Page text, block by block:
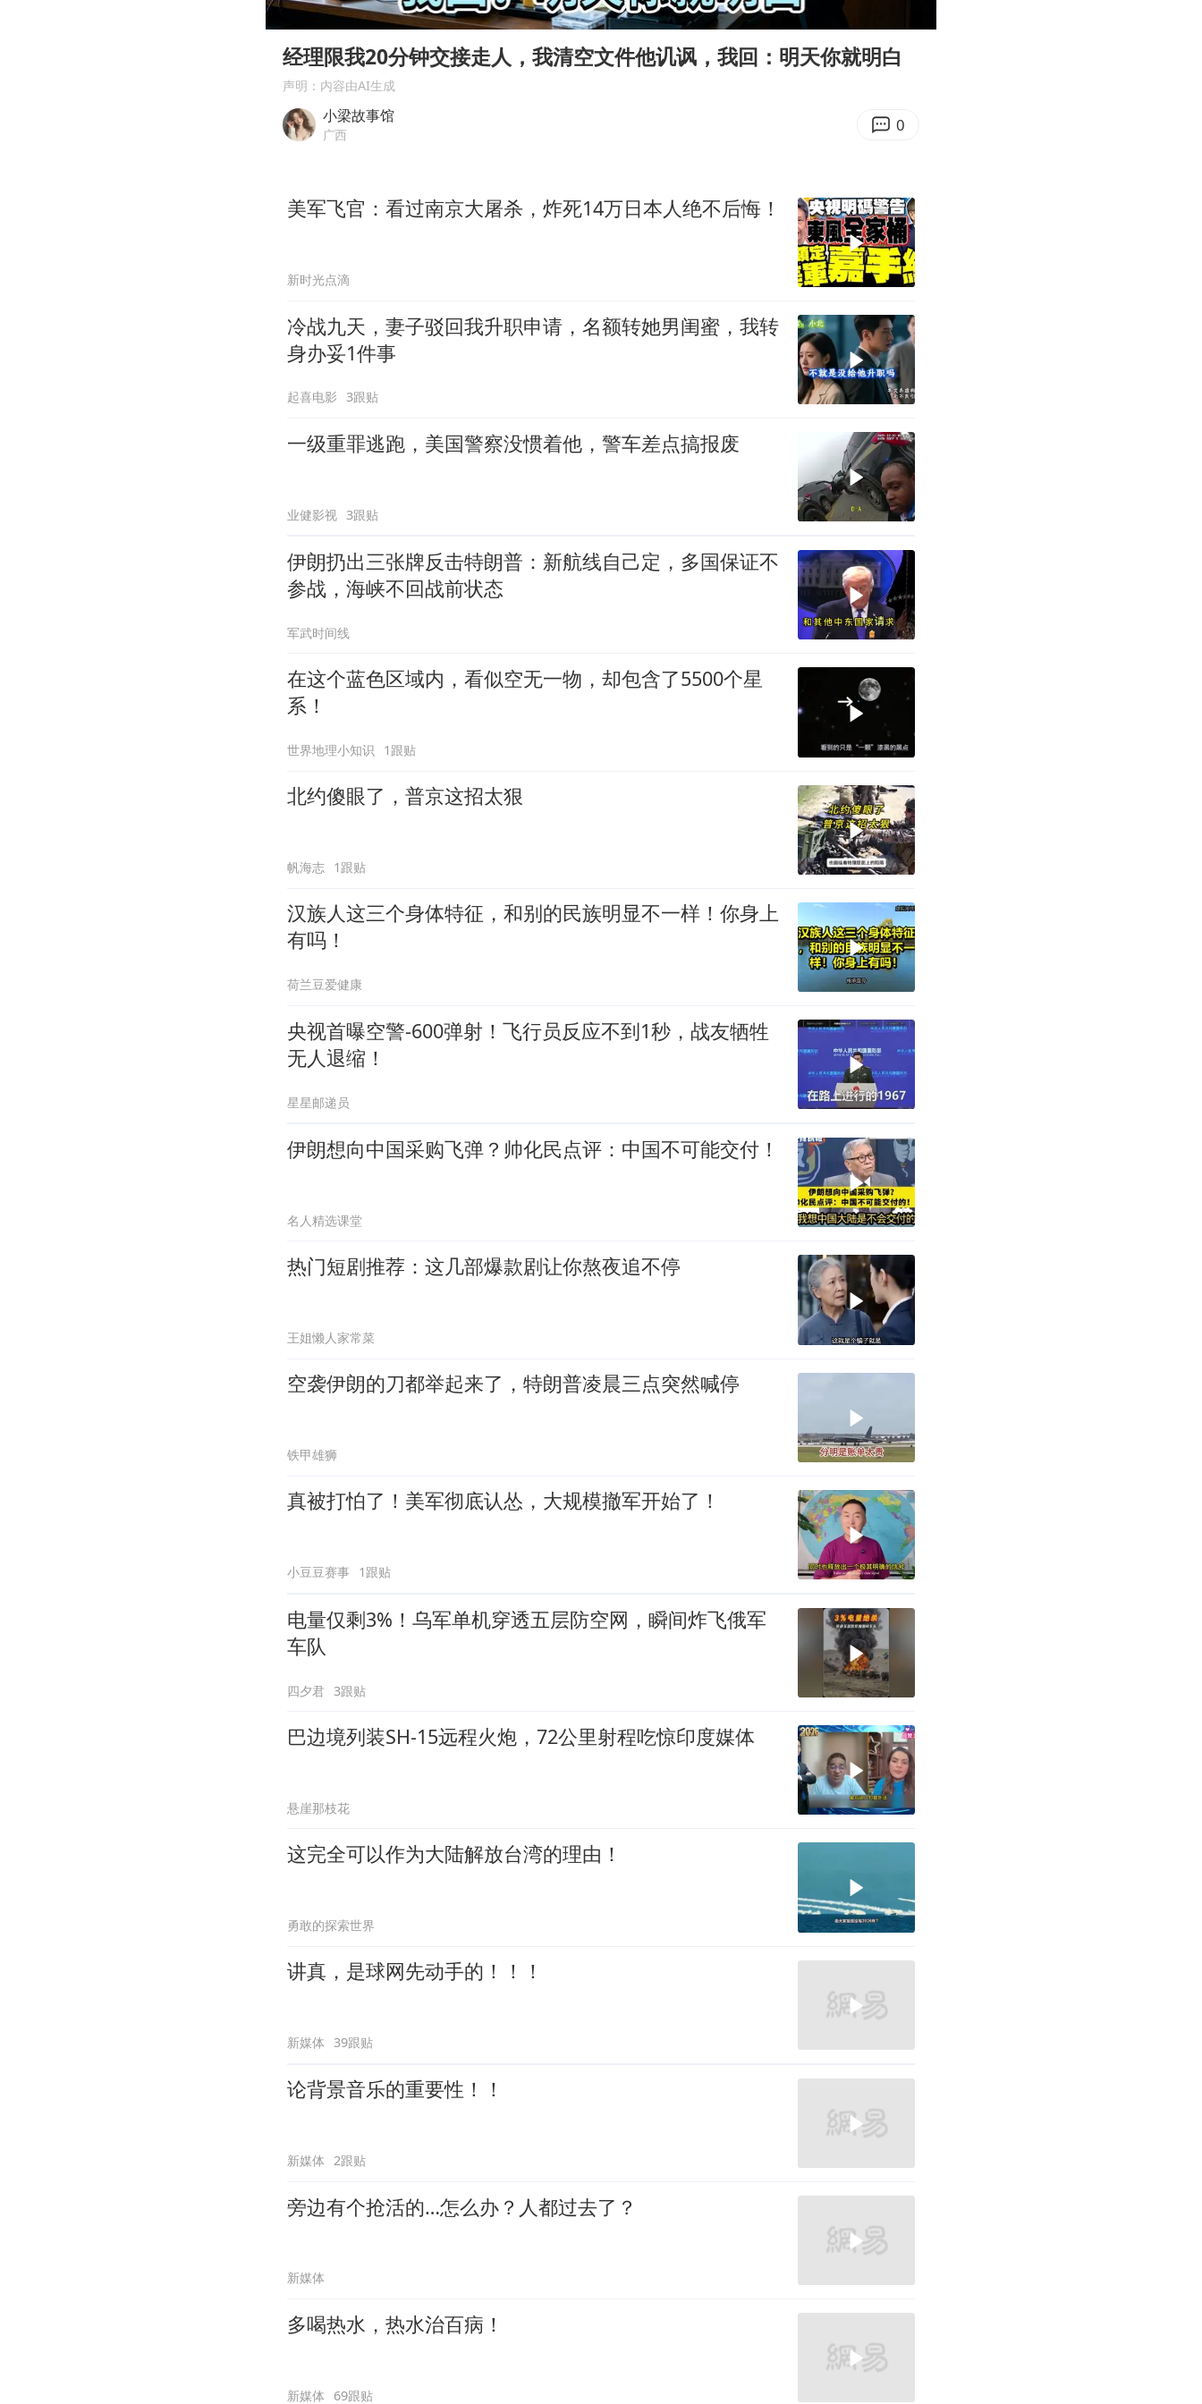
“立秋的第一杯奶茶”又爆单了
国防部：坚决反制任何闹海挑衅图谋
女儿为争财产堵门阻挠父亲出殡
00:00
经理限我20分钟交接走人，我清空文件他讥讽，我回：明天你就明白
声明：内容由AI生成
小梁故事馆
广西 0
美军飞官：看过南京大屠杀，炸死14万日本人绝不后悔！
新时光点滴
冷战九天，妻子驳回我升职申请，名额转她男闺蜜，我转
身办妥1件事
起喜电影 3跟贴
一级重罪逃跑，美国警察没惯着他，警车差点搞报废
业健影视 3跟贴
伊朗扔出三张牌反击特朗普：新航线自己定，多国保证不
参战，海峡不回战前状态
军武时间线
在这个蓝色区域内，看似空无一物，却包含了5500个星
系！
世界地理小知识 1跟贴
北约傻眼了，普京这招太狠
帆海志 1跟贴
汉族人这三个身体特征，和别的民族明显不一样！你身上
有吗！
荷兰豆爱健康
央视首曝空警-600弹射！飞行员反应不到1秒，战友牺牲
无人退缩！
星星邮递员
伊朗想向中国采购飞弹？帅化民点评：中国不可能交付！
名人精选课堂
热门短剧推荐：这几部爆款剧让你熬夜追不停
王姐懒人家常菜
空袭伊朗的刀都举起来了，特朗普凌晨三点突然喊停
铁甲雄狮
真被打怕了！美军彻底认怂，大规模撤军开始了！
小豆豆赛事 1跟贴
电量仅剩3%！乌军单机穿透五层防空网，瞬间炸飞俄军
车队
四夕君 3跟贴
巴边境列装SH-15远程火炮，72公里射程吃惊印度媒体
悬崖那枝花
这完全可以作为大陆解放台湾的理由！
勇敢的探索世界
讲真，是球网先动手的！！！
新媒体 39跟贴
论背景音乐的重要性！！
新媒体 2跟贴
旁边有个抢活的…怎么办？人都过去了？
新媒体
多喝热水，热水治百病！
新媒体 69跟贴